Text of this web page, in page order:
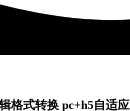
格式转换 pc+h5自适应